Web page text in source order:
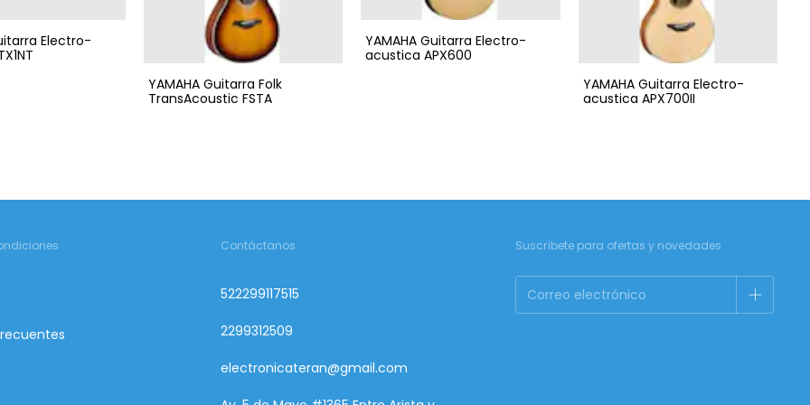
Electro-
YAMAHA Guitarra Folk
TransAcoustic FSTA
YAMAHA Guitarra Electro-
acustica APX600
YAMAHA Guitarra Electro-
acustica APX700II
Contáctanos
522299117515
2299312509
electronicateran@gmail.com
Suscríbete para ofertas y novedades